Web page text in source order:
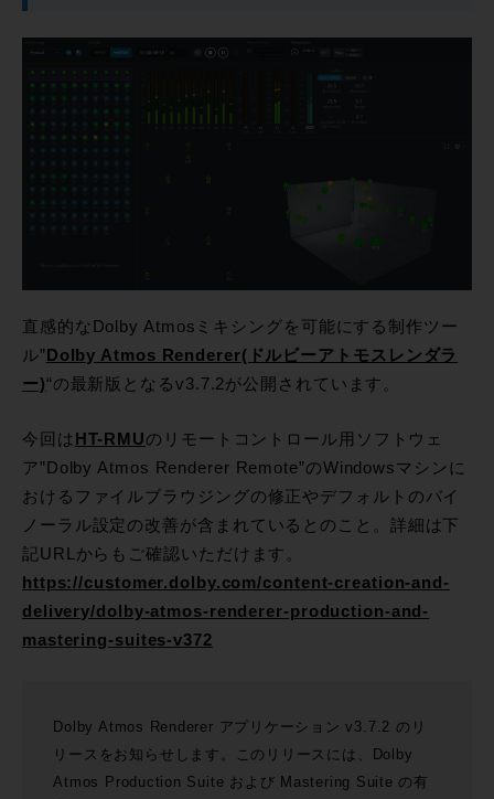
直感的なDolby Atmosミキシングを可能にする制作ツー
ル” Dolby Atmos Renderer(ドルビーアトモスレンダラ
ー)“の最新版となるv3.7.2が公開されています。
今回は HT-RMUのリモートコントロール用ソフトウェ
ア”Dolby Atmos Renderer Remote”のWindowsマシンに
おけるファイルブラウジングの修正やデフォルトのバイ
ノーラル設定の改善が含まれているとのこと。詳細は下
記URLからもご確認いただけます。
https://customer.dolby.com/content-creation-and-
delivery/dolby-atmos-renderer-production-and-
mastering-suites-v372
Dolby Atmos Renderer アプリケーション v3.7.2 のリ
リースをお知らせします。このリリースには、Dolby
Atmos Production Suite および Mastering Suite の有